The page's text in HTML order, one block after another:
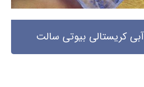
کریستالی بیوتی سالت